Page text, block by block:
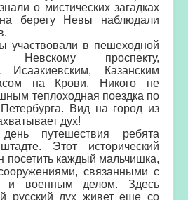
о мистических загадках
берегу Невы наблюдали
участвовали в пешеходной
Невскому проспекту,
Исаакиевским, Казанским
на Крови.
Никого не
теплоходная поездка по
Вид на город из
дух!
путешествия ребята
Этот исторический
посетить каждый мальчишка,
связанными с
и военным делом. Здесь
русский дух живет еще со